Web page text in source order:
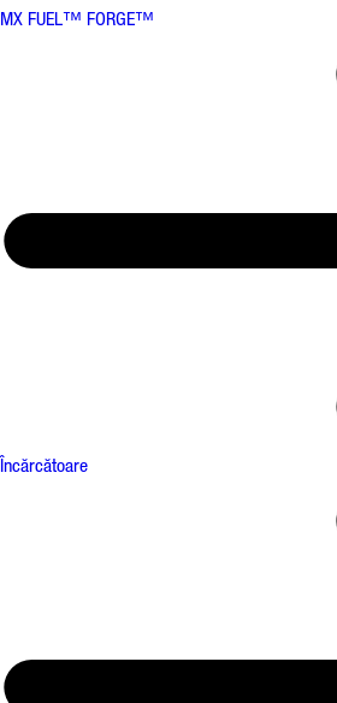
MX FUEL™ FORGE™
Încărcătoare